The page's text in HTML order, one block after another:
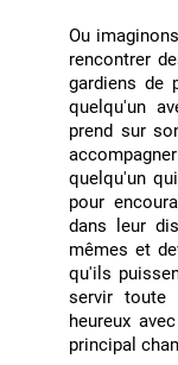
Ou
rencontrer
gardiens de
quelqu'un
prend sur
quelqu'un
pour
dans leur
mêmes et
qu'ils
servir toute
heureux
principal